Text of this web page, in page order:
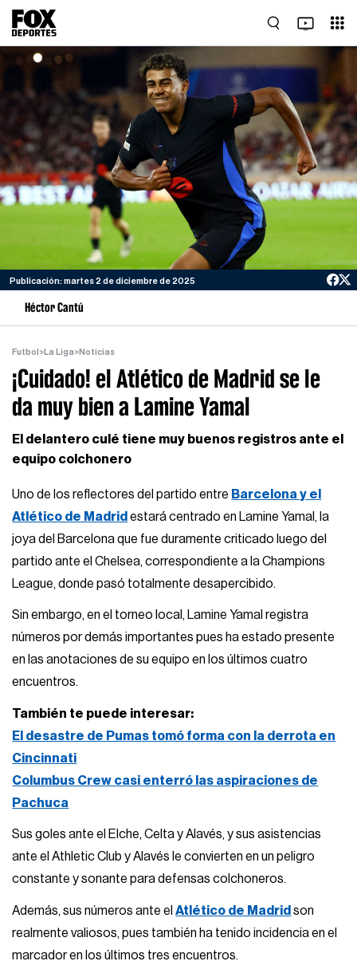
Publicación: martes 2 de diciembre de 2025
Héctor Cantú
Futbol >La Liga>Noticias
¡Cuidado! el Atlético de Madrid se le
da muy bien a Lamine Yamal
El delantero culé tiene muy buenos registros ante el
equipo colchonero
Uno de los reflectores del partido entre Barcelona y el
Atlético de Madrid estará centrado en Lamine Yamal, la
joya del Barcelona que fue duramente criticado luego del
partido ante el Chelsea, correspondiente a la Champions
League, donde pasó totalmente desapercibido.
Sin embargo, en el torneo local, Lamine Yamal registra
números por demás importantes pues ha estado presente
en las anotaciones de su equipo en los últimos cuatro
encuentros.
También te puede interesar:
El desastre de Pumas tomó forma con la derrota en
Cincinnati
Columbus Crew casi enterró las aspiraciones de
Pachuca
Sus goles ante el Elche, Celta y Alavés, y sus asistencias
ante el Athletic Club y Alavés le convierten en un peligro
constante y sonante para defensas colchoneros.
Además, sus números ante elAtlético de Madrid son
realmente valiosos, pues también ha tenido incidencia en el
marcador en los últimos tres encuentros.